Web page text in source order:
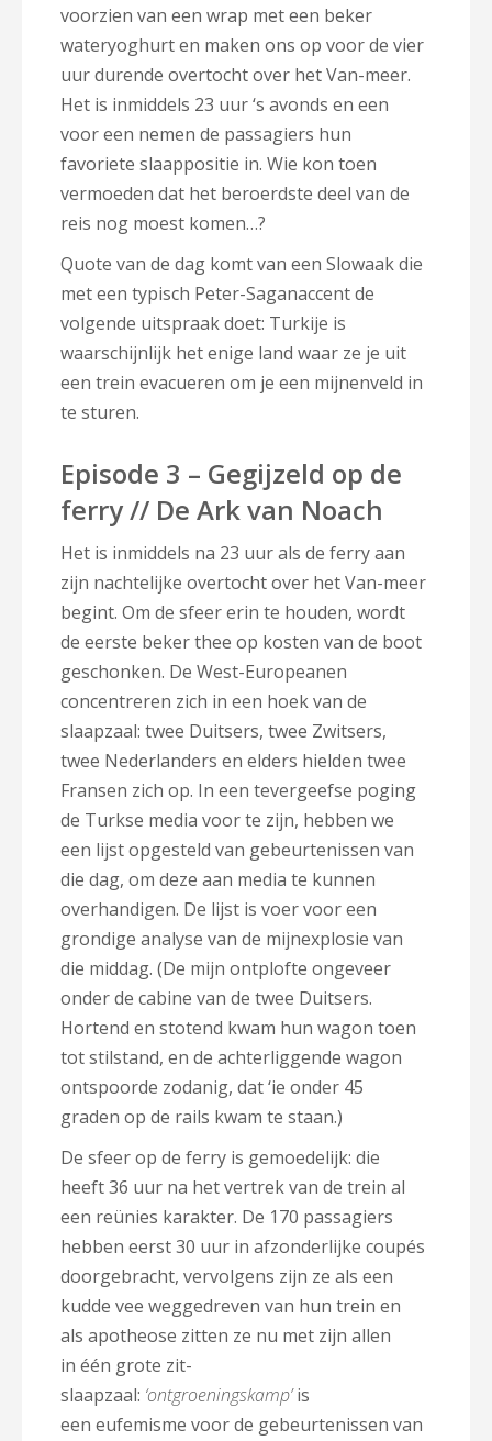
voorzien van een wrap met een beker
wateryoghurt en maken ons op voor de vier
uur durende overtocht over het Van-meer.
Het is inmiddels 23 uur ‘s avonds en een
voor een nemen de passagiers hun
favoriete slaappositie in. Wie kon toen
vermoeden dat het beroerdste deel van de
reis nog moest komen…?
Quote van de dag komt van een Slowaak die
met een typisch Peter-Saganaccent de
volgende uitspraak doet: Turkije is
waarschijnlijk het enige land waar ze je uit
een trein evacueren om je een mijnenveld in
te sturen.
Episode 3 – Gegijzeld op de
ferry // De Ark van Noach
Het is inmiddels na 23 uur als de ferry aan
zijn nachtelijke overtocht over het Van-meer
begint. Om de sfeer erin te houden, wordt
de eerste beker thee op kosten van de boot
geschonken. De West-Europeanen
concentreren zich in een hoek van de
slaapzaal: twee Duitsers, twee Zwitsers,
twee Nederlanders en elders hielden twee
Fransen zich op. In een tevergeefse poging
de Turkse media voor te zijn, hebben we
een lijst opgesteld van gebeurtenissen van
die dag, om deze aan media te kunnen
overhandigen. De lijst is voer voor een
grondige analyse van de mijnexplosie van
die middag. (De mijn ontplofte ongeveer
onder de cabine van de twee Duitsers.
Hortend en stotend kwam hun wagon toen
tot stilstand, en de achterliggende wagon
ontspoorde zodanig, dat ‘ie onder 45
graden op de rails kwam te staan.)
De sfeer op de ferry is gemoedelijk: die
heeft 36 uur na het vertrek van de trein al
een reünies karakter. De 170 passagiers
hebben eerst 30 uur in afzonderlijke coupés
doorgebracht, vervolgens zijn ze als een
kudde vee weggedreven van hun trein en
als apotheose zitten ze nu met zijn allen
in één grote zit-
slaapzaal: ‘ontgroeningskamp’is
een eufemisme voor de gebeurtenissen van